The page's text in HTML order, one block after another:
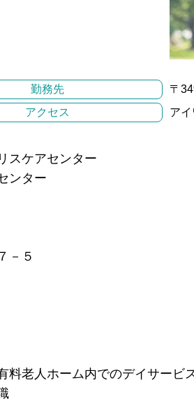
勤務先
〒
アクセス
ア
スケアセンター
ンター
－５
老人ホーム内でのデイサービス